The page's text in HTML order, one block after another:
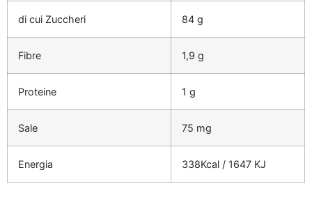
di cui Zuccheri 84 g
Fibre 1,9 g
Proteine 1 g
Sale 75 mg
Energia 338Kcal / 1647 KJ